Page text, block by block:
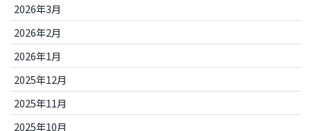
2026年3月
2026年2月
2026年1月
2025年12月
2025年11月
2025年10月